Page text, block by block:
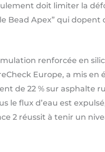
doit limiter la
Bead Apex” qui dopent
renforcée en
Europe, a mis en
de 22 % sur asphalte
le flux d’eau est
2 réussit à tenir un